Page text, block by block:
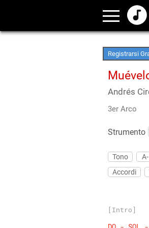
Registrarsi
Andrés
3er Arco
Strumento
Tono A-
Accordi
[Intro]